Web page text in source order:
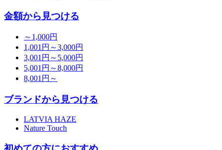
金額から見つける
～1,000円
1,001円～3,000円
3,001円～5,000円
5,001円～8,000円
8,001円～
ブランドから見つける
LATVIA HAZE
Nature Touch